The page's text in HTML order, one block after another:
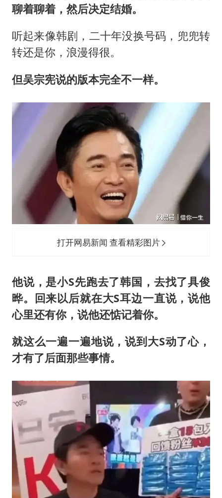
聊着聊着，然后决定结婚。
听起来像韩剧，二十年没换号码，兜兜转
转还是你，浪漫得很。
但吴宗宪说的版本完全不一样。
打开网易新闻 查看精彩图片
他说，是小S先跑去了韩国，去找了具俊
晔。回来以后就在大S耳边一直说，说他
心里还有你，说他还惦记着你。
就这么一遍一遍地说，说到大S动了心，
才有了后面那些事情。